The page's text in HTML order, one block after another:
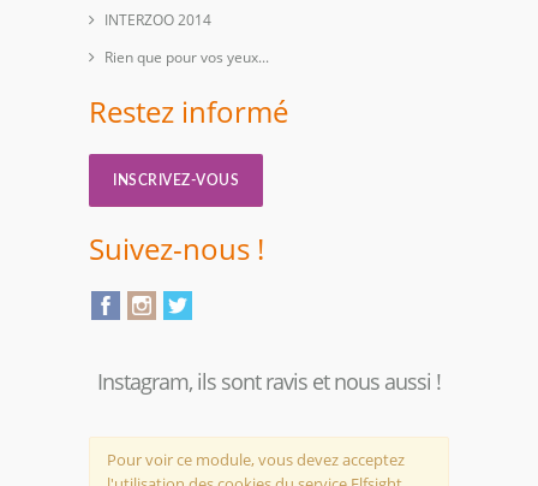
INTERZOO 2014
Rien que pour vos yeux...
Restez informé
INSCRIVEZ-VOUS
Suivez-nous !
Instagram, ils sont ravis et nous aussi !
Pour voir ce module, vous devez acceptez